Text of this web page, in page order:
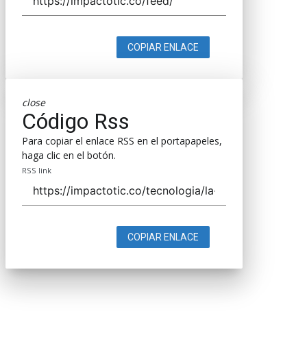
COPIAR ENLACE
close
Código Rss
Para copiar el enlace RSS en el portapapeles,
haga clic en el botón.
RSS link
COPIAR ENLACE